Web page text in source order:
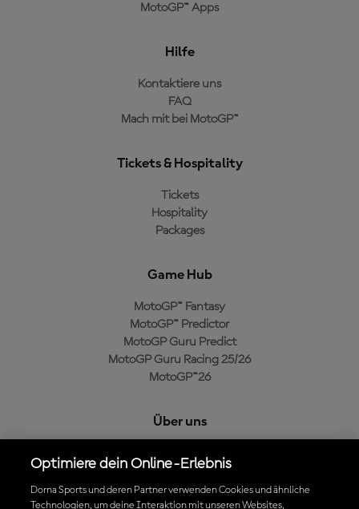
MotoGP™ Apps
Hilfe
Kontaktiere uns
FAQ
Mach mit bei MotoGP™
Tickets & Hospitality
Tickets
Hospitality
Packages
Game Hub
MotoGP™ Fantasy
MotoGP™ Predictor
MotoGP Guru Predict
MotoGP Guru Racing 25/26
MotoGP™26
Über uns
Cookie-Richtlinien
Geschäftsbedingungen
Optimiere dein Online-Erlebnis
Dorna Sports und deren Partner verwenden Cookies und ähnliche
Technologien, um deine Interaktion mit unseren Websites,